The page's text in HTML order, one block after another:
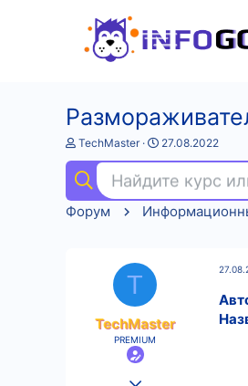
А
т
о
р
т
TechMaster
Д
а
н
а
27.08.2022
Найдите курс
Форум
T
TechMaster
PREMIUM